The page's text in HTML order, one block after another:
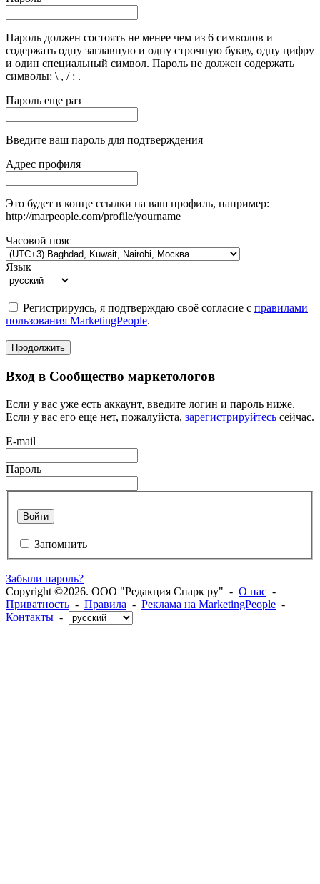
Пароль должен состоять не менее чем из 6 символов и
содержать одну заглавную и одну строчную букву, одну цифру
и один специальный символ. Пароль не должен содержать
символы: \ , / : .
Пароль еще раз
Введите ваш пароль для подтверждения
Адрес профиля
Это будет в конце ссылки на ваш профиль, например:
http://marpeople.com/profile/yourname
Часовой пояс
Язык
Регистрируясь, я подтверждаю своё согласие с правилами
пользования MarketingPeople.
Продолжить
Вход в Сообщество маркетологов
Если у вас уже есть аккаунт, введите логин и пароль ниже.
Если у вас его еще нет, пожалуйста, зарегистрируйтесь сейчас.
E-mail
Пароль
Войти
Запомнить
Забыли пароль?
Copyright ©2026. ООО "Редакция Спарк ру" - О нас -
Приватность - Правила - Реклама на MarketingPeople -
Контакты -